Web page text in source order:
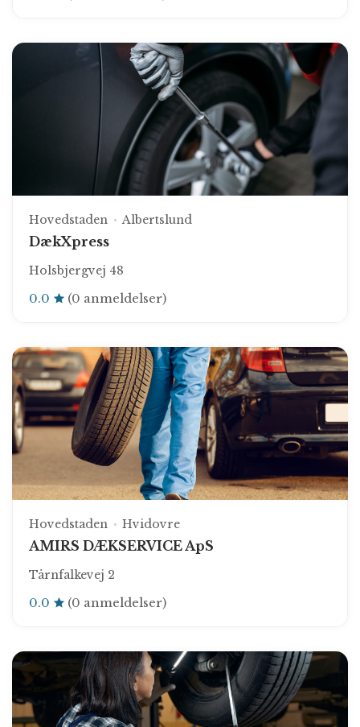
Hovedstaden Albertslund
DækXpress
Holsbjergvej 48
0.0 (0 anmeldelser)
Hovedstaden Hvidovre
AMIRS DÆKSERVICE ApS
Tårnfalkevej 2
0.0 (0 anmeldelser)